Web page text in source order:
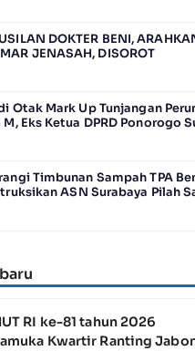
DOKTER BENI,
JENASAH, DISOROT
Otak Mark Up Tunjangan
M, Eks Ketua DPRD Ponorogo
Timbunan Sampah TPA
ASN Surabaya Pilah
RI ke-81 tahun 2026
Kwartir Ranting